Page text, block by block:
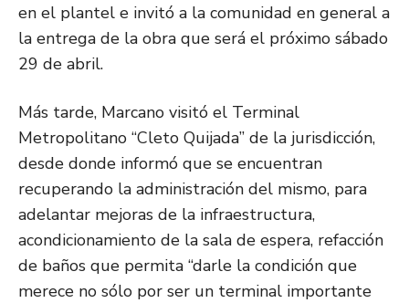
en el plantel e invitó a la comunidad en general a
la entrega de la obra que será el próximo sábado
29 de abril.
Más tarde, Marcano visitó el Terminal
Metropolitano “Cleto Quijada” de la jurisdicción,
desde donde informó que se encuentran
recuperando la administración del mismo, para
adelantar mejoras de la infraestructura,
acondicionamiento de la sala de espera, refacción
de baños que permita “darle la condición que
merece no sólo por ser un terminal importante